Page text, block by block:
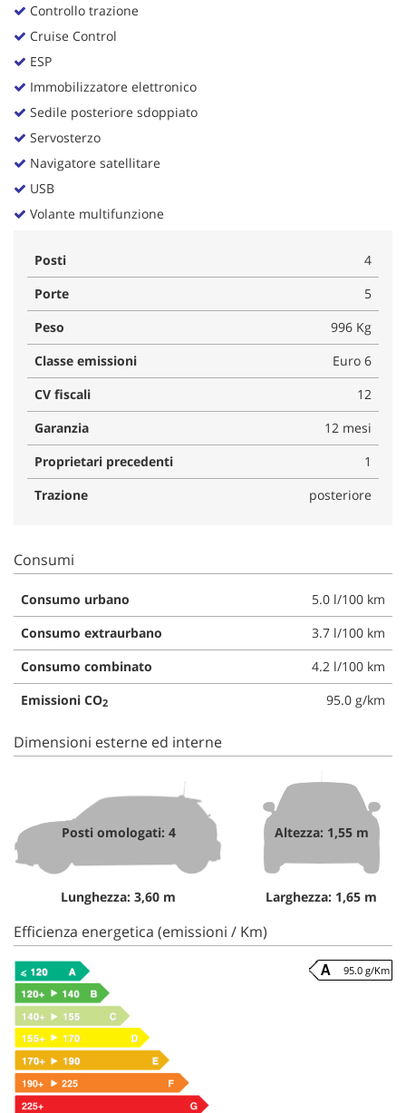
Controllo trazione
Cruise Control
ESP
Immobilizzatore elettronico
Sedile posteriore sdoppiato
Servosterzo
Navigatore satellitare
USB
Volante multifunzione
Posti
4
Porte
5
Peso
996 Kg
Classe emissioni
Euro 6
CV fiscali
12
Garanzia
12 mesi
Proprietari precedenti
1
Trazione
posteriore
Consumi
Consumo urbano
5.0 l/100 km
Consumo extraurbano
3.7 l/100 km
Consumo combinato
4.2 l/100 km
Emissioni CO2 95.0 g/km
Dimensioni esterne ed interne
Posti omologati: 4
Lunghezza: 3,60 m
Altezza: 1,55 m
Larghezza: 1,65 m
Efficienza energetica (emissioni / Km)
95.0 g/Km